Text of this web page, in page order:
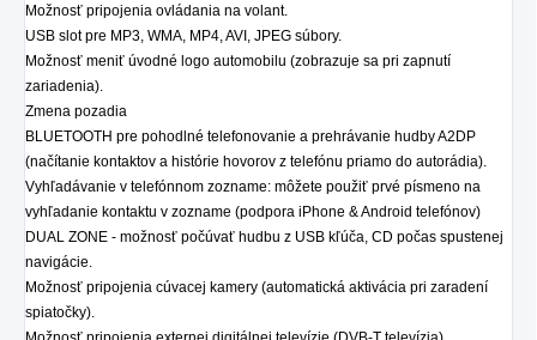
Možnosť pripojenia ovládania na volant.
USB slot pre MP3, WMA, MP4, AVI, JPEG súbory.
Možnosť meniť úvodné logo automobilu (zobrazuje sa pri zapnutí
zariadenia).
Zmena pozadia
BLUETOOTH pre pohodlné telefonovanie a prehrávanie hudby A2DP
(načítanie kontaktov a histórie hovorov z telefónu priamo do autorádia).
Vyhľadávanie v telefónnom zozname: môžete použiť prvé písmeno na
vyhľadanie kontaktu v zozname (podpora iPhone & Android telefónov)
DUAL ZONE - možnosť počúvať hudbu z USB kľúča, CD počas spustenej
navigácie.
Možnosť pripojenia cúvacej kamery (automatická aktivácia pri zaradení
spiatočky).